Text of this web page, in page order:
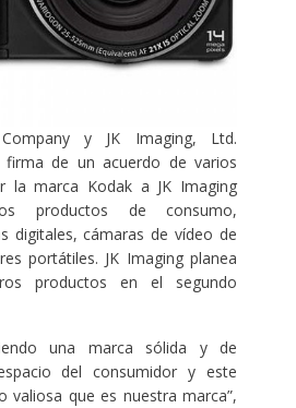
y JK Imaging, Ltd.
firma de un acuerdo de varios
la marca Kodak a JK Imaging
productos de consumo,
digitales, cámaras de vídeo de
portátiles. JK Imaging planea
productos en el segundo
una marca sólida y de
del consumidor y este
valiosa que es nuestra marca”,